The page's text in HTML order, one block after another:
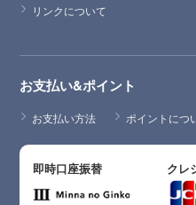
リンクについて
お支払い&ポイント
お支払い方法 ポイントにつ
即時口座振替 クレ